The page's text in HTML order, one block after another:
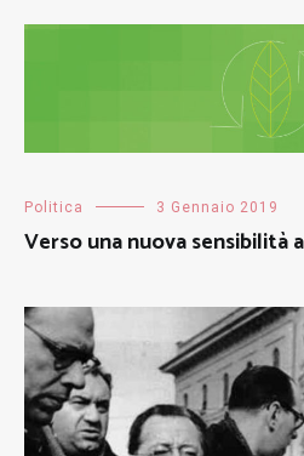
Politica 3 Gennaio 2019
Verso una nuova sensibilità